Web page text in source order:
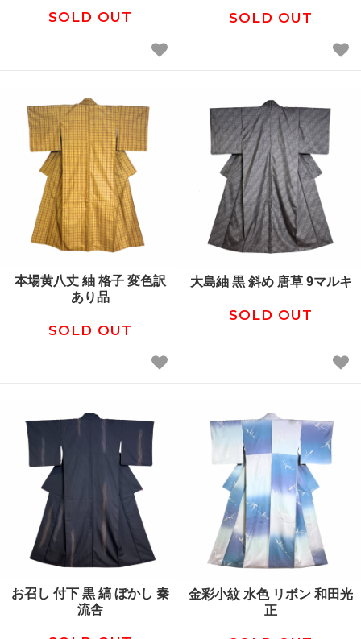
SOLD OUT SOLD OUT
本場黄八丈 紬 格子 変色訳
あり品
SOLD OUT
大島紬 黒 斜め 唐草 9マルキ
SOLD OUT
お召し 付下 黒 縞 ぼかし 秦
流舎
金彩小紋 水色 リボン 和田光
正